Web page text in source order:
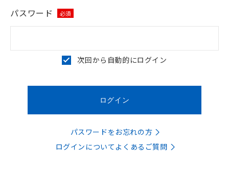
パスワード 必須
次回から自動的にログイン
パスワードをお忘れの方
ログインについてよくあるご質問